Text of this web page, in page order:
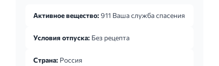
Активное вещество: 911 Ваша служба спасения
Условия отпуска: Без рецепта
Страна: Россия